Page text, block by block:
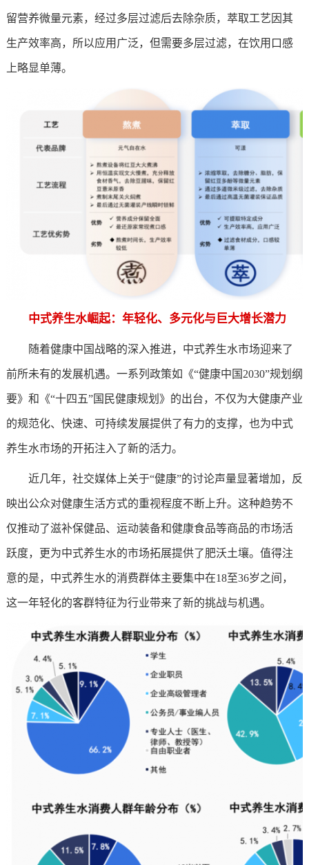
留营养微量元素，经过多层过滤后去除杂质，萃取工艺因其
生产效率高，所以应用广泛，但需要多层过滤，在饮用口感
上略显单薄。
中式养生水崛起：年轻化、多元化与巨大增长潜力
随着健康中国战略的深入推进，中式养生水市场迎来了
前所未有的发展机遇。一系列政策如《“健康中国2030”规划纲
要》和《“十四五”国民健康规划》的出台，不仅为大健康产业
的规范化、快速、可持续发展提供了有力的支撑，也为中式
养生水市场的开拓注入了新的活力。
近几年，社交媒体上关于“健康”的讨论声量显著增加，反
映出公众对健康生活方式的重视程度不断上升。这种趋势不
仅推动了滋补保健品、运动装备和健康食品等商品的市场活
跃度，更为中式养生水的市场拓展提供了肥沃土壤。值得注
意的是，中式养生水的消费群体主要集中在18至36岁之间，
这一年轻化的客群特征为行业带来了新的挑战与机遇。